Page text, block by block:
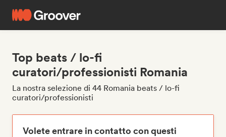
Top beats / lo-fi
curatori/professionisti Romania
La nostra selezione di 44 Romania beats / lo-fi
curatori/professionisti
Volete entrare in contatto con questi